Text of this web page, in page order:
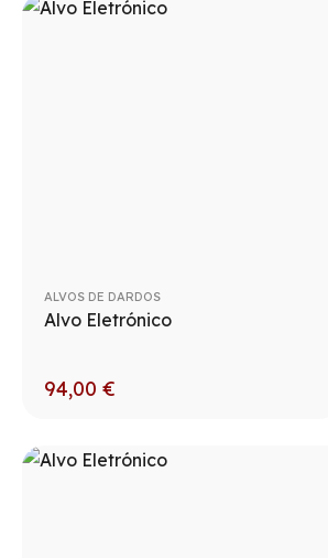
ALVOS DE DARDOS
Alvo Eletrónico
94,00 €